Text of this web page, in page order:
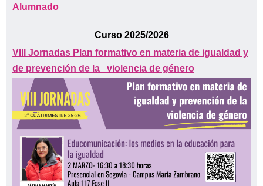
Alumnado
Curso 2025/2026
VIII Jornadas Plan formativo en materia de igualdad y
de prevención de la
violencia de género